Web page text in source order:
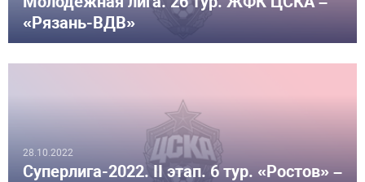
«Рязань-ВДВ»
28.10.2022
Суперлига-2022. II этап. 6 тур. «Ростов» –